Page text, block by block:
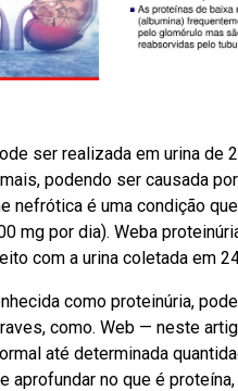
ser realizada em urina de
podendo ser causada
nefrótica é uma condição
mg por dia). Weba
com a urina coletada em
como proteinúria,
como. Web — neste
até determinada
aprofundar no que é